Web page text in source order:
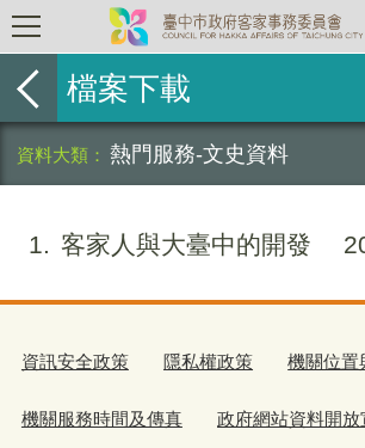
檔案下載
熱門服務-文史資料
1 客家人與大臺中的開發
資訊安全政策 隱私權政策 機關位置
機關服務時間及傳真 政府網站資料開放